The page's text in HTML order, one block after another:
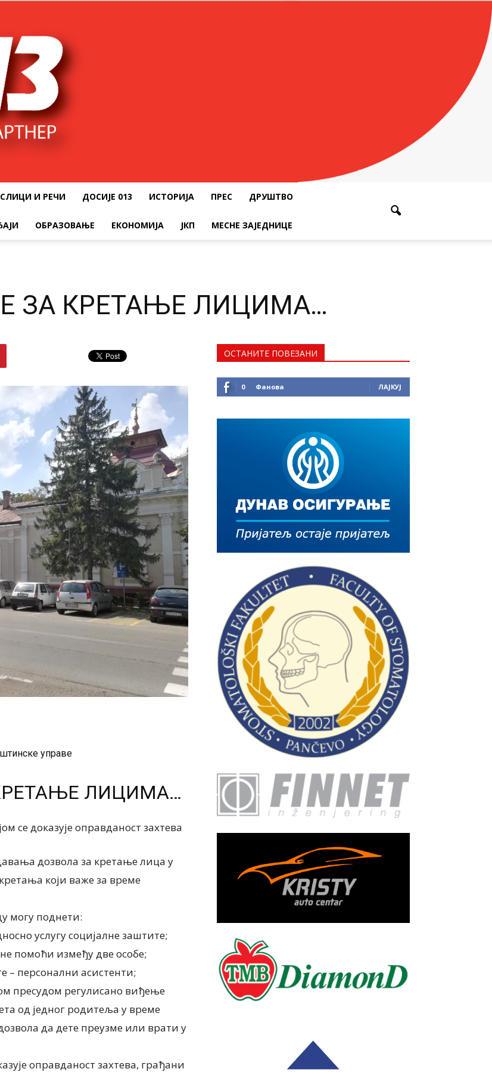
И РЕЧИ ДОСИЈЕ 013 ИСТОРИЈА ПРЕС ДРУШТВО
ОБРАЗОВАЊЕ ЕКОНОМИЈА ЈКП МЕСНЕ ЗАЈЕДНИЦЕ
ЗА КРЕТАЊЕ ЛИЦИМА…
управе
ЛИЦИМА…
се доказује оправданост захтева
дозвола за кретање лица у
који важе за време
могу поднети:
услугу социјалне заштите;
помоћи између две особе;
– персонални асистенти;
пресудом регулисано виђење
од једног родитеља у време
да дете преузме или врати у
оправданост захтева, грађани
ОСТАНИТЕ ПОВЕЗАНИ
0 Фанова ЛАЈКУЈ